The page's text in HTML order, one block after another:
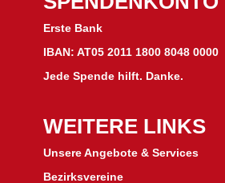
Erste Bank
IBAN: AT05 2011 1800 8048 0000
Jede Spende hilft. Danke.
WEITERE LINKS
Unsere Angebote & Services
Bezirksvereine